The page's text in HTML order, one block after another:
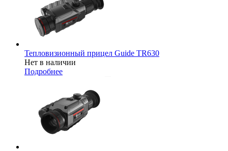
Тепловизионный прицел Guide TR630
Нет в наличии
Подробнее